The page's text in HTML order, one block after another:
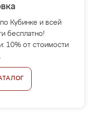
Кубинке и всей
бесплатно!
10% от стоимости